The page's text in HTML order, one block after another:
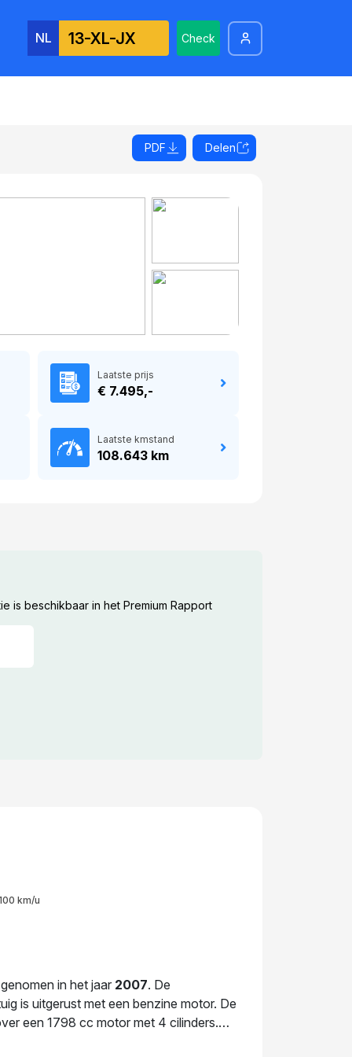
NL Check
PDF Delen
Laatste prijs
€ 7.495,-
Laatste kmstand
108.643 km
is beschikbaar in het Premium Rapport
km/u
in het jaar 2007. De
is uitgerust met een benzine motor. De
een 1798 cc motor met 4 cilinders.
gewicht van 1.382 kg voor optimale